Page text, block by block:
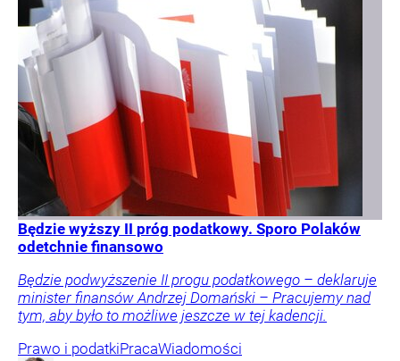
Będzie wyższy II próg podatkowy. Sporo Polaków
odetchnie finansowo
Będzie podwyższenie II progu podatkowego – deklaruje
minister finansów Andrzej Domański – Pracujemy nad
tym, aby było to możliwe jeszcze w tej kadencji.
Prawo i podatkiPracaWiadomości